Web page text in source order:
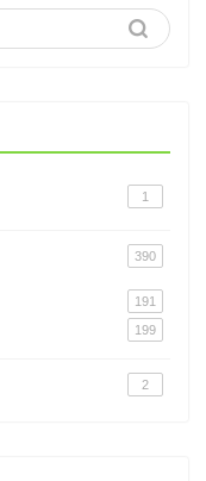
1
390
191
199
2